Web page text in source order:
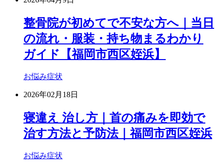
整骨院が初めてで不安な方へ｜当日
の流れ・服装・持ち物まるわかり
ガイド【福岡市西区姪浜】
お悩み症状
2026年02月18日
寝違え 治し方｜首の痛みを即効で
治す方法と予防法｜福岡市西区姪浜
お悩み症状